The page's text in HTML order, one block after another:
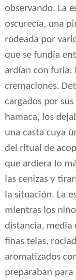
observando. La
oscurecía, una
rodeada por
que se fundía
ardían con furia.
cremaciones.
cargados por
hamaca, los
una casta cuya
del ritual de
que ardiera lo
las cenizas y
la situación. La
mientras los
distancia, media
finas telas,
aromatizados
preparaban